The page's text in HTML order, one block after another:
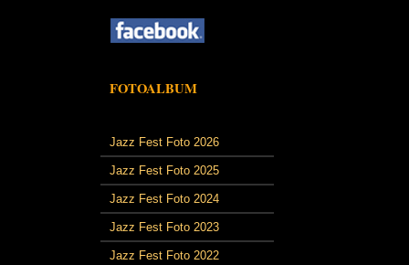
FOTOALBUM
Jazz Fest Foto 2026
Jazz Fest Foto 2025
Jazz Fest Foto 2024
Jazz Fest Foto 2023
Jazz Fest Foto 2022